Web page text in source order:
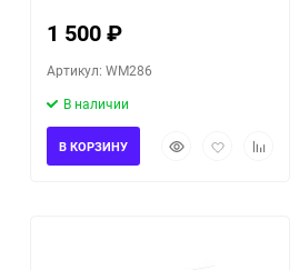
1 500₽
Артикул: WM286
В наличии
БыстрыйДобавить
В КОРЗИНУ